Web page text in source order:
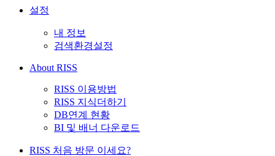
설정
내 정보
검색환경설정
About RISS
RISS 이용방법
RISS 지식더하기
DB연계 현황
BI 및 배너 다운로드
RISS 처음 방문 이세요?